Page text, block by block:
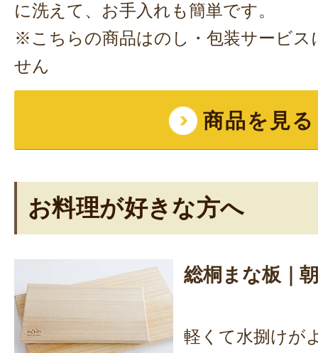
に洗えて、お手入れも簡単です。
※こちらの商品はのし・包装サービス
せん
商品を見る
お料理が好きな方へ
総桐まな板｜
軽くて水捌けが